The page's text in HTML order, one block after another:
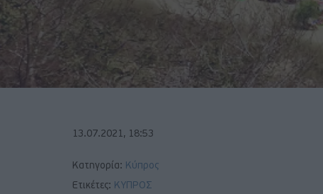
13.07.2021, 18:53
Κατηγορία: Κύπρος
Ετικέτες: ΚΥΠΡΟΣ